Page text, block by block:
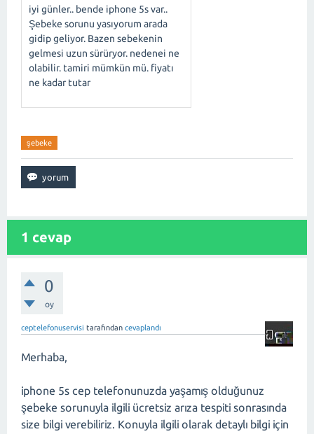
iyi günler.. bende iphone 5s var..
Şebeke sorunu yasıyorum arada
gidip geliyor. Bazen sebekenin
gelmesi uzun sürüryor. nedenei ne
olabilir. tamiri mümkün mü. fiyatı
ne kadar tutar
şebeke
1 cevap
0
oy
ceptelefonuservisi tarafından cevaplandı
Merhaba,
iphone 5s cep telefonunuzda yaşamış olduğunuz
şebeke sorunuyla ilgili ücretsiz arıza tespiti sonrasında
size bilgi verebiliriz. Konuyla ilgili olarak detaylı bilgi için